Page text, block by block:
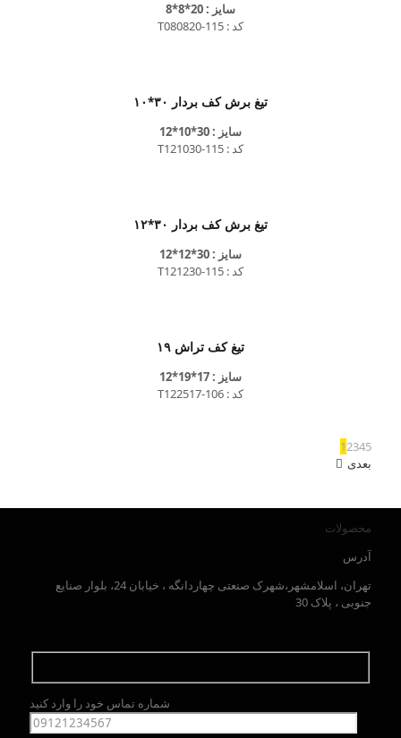
سایز : 20*8*8
کد : T080820-115
تیغ برش کف بردار ۳۰*۱۰
سایز : 30*10*12
کد : T121030-115
تیغ برش کف بردار ۳۰*۱۲
سایز : 30*12*12
کد : T121230-115
تیغ کف تراش ۱۹
سایز : 17*19*12
کد : T122517-106
12345
بعدی
محصولات
آدرس
تهران، اسلامشهر،شهرک صنعتی چهاردانگه ، خیابان 24، بلوار صنایع
جنوبی ، پلاک 30
شماره تماس خود را وارد کنید